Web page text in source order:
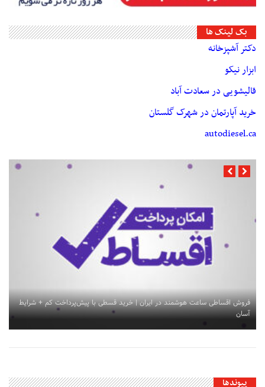
بک لینک ها
دکتر آشپزخانه
ابزار نیکو
قالیشویی در سعادت آباد
خرید آپارتمان در شهرک گلستان
autodiesel.ca
فروش اقساطی ساعت هوشمند در ایران | خرید قسطی با پیش‌پرداخت کم + شرایط
آسان
پیوندها